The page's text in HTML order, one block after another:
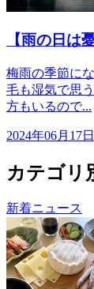
【雨の日は
梅雨の季節に
毛も湿気で思
方もいるので...
2024年06月17日
カテゴリ
新着ニュース